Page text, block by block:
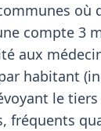
où
compte 3
aux
habitant
le
fréquents